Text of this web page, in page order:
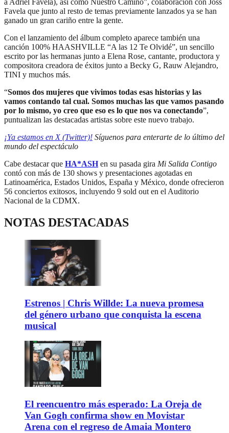
a Adriel Favela), así como Nuestro Camino”, colaboración con Joss
Favela que junto al resto de temas previamente lanzados ya se han
ganado un gran cariño entre la gente.
Con el lanzamiento del álbum completo aparece también una
canción 100% HAASHVILLE “A las 12 Te Olvidé”, un sencillo
escrito por las hermanas junto a Elena Rose, cantante, productora y
compositora creadora de éxitos junto a Becky G, Rauw Alejandro,
TINI y muchos más.
“Somos dos mujeres que vivimos todas esas historias y las
vamos contando tal cual. Somos muchas las que vamos pasando
por lo mismo, yo creo que eso es lo que nos va conectando”,
puntualizan las destacadas artistas sobre este nuevo trabajo.
¡Ya estamos en X (Twitter)! Síguenos para enterarte de lo último del
mundo del espectáculo
Cabe destacar que HA*ASHen su pasada gira Mi Salida Contigo
contó con más de 130 shows y presentaciones agotadas en
Latinoamérica, Estados Unidos, España y México, donde ofrecieron
56 conciertos exitosos, incluyendo 9 sold out en el Auditorio
Nacional de la CDMX.
NOTAS DESTACADAS
Estrenos | Chris Willde: La nueva promesa
del género urbano que conquista la escena
musical
El reencuentro más esperado: La Oreja de
Van Gogh confirma show en Movistar
Arena con el regreso de Amaia Montero